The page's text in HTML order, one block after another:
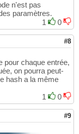
n'est pas
paramètres.
1
0
#8
pour chaque entrée,
on pourra peut-
hash a la même
1
0
#9